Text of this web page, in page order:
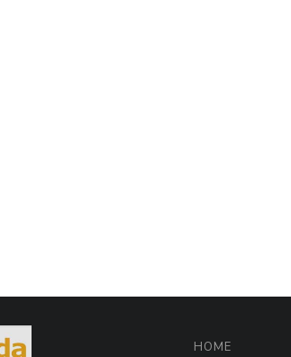
HOME